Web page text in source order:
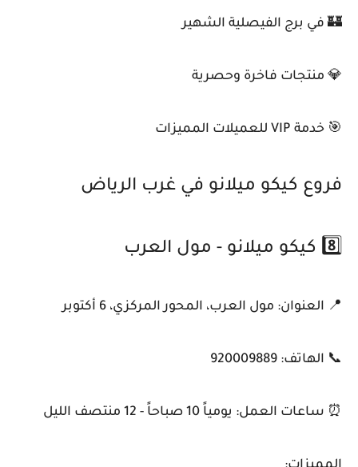
🏰 في برج الفيصلية الشهير
💎 منتجات فاخرة وحصرية
🎯 خدمة VIP للعميلات المميزات
فروع كيكو ميلانو في غرب الرياض
8️⃣ كيكو ميلانو - مول العرب
📍 العنوان: مول العرب، المحور المركزي، 6 أكتوبر
📞 الهاتف: 920009889
⏰ ساعات العمل: يومياً 10 صباحاً - 12 منتصف الليل